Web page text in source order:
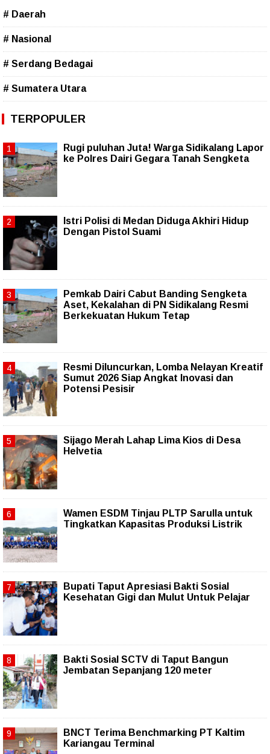
# Daerah
# Nasional
# Serdang Bedagai
# Sumatera Utara
TERPOPULER
Rugi puluhan Juta! Warga Sidikalang Lapor
ke Polres Dairi Gegara Tanah Sengketa
Istri Polisi di Medan Diduga Akhiri Hidup
Dengan Pistol Suami
Pemkab Dairi Cabut Banding Sengketa
Aset, Kekalahan di PN Sidikalang Resmi
Berkekuatan Hukum Tetap
Resmi Diluncurkan, Lomba Nelayan Kreatif
Sumut 2026 Siap Angkat Inovasi dan
Potensi Pesisir
Sijago Merah Lahap Lima Kios di Desa
Helvetia
Wamen ESDM Tinjau PLTP Sarulla untuk
Tingkatkan Kapasitas Produksi Listrik
Bupati Taput Apresiasi Bakti Sosial
Kesehatan Gigi dan Mulut Untuk Pelajar
Bakti Sosial SCTV di Taput Bangun
Jembatan Sepanjang 120 meter
BNCT Terima Benchmarking PT Kaltim
Kariangau Terminal